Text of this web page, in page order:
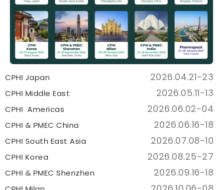
CPHI Japan
CPHI Middle East
CPHI Americas
CPHI & PMEC China
CPHI South East Asia
CPHI Korea
CPHI & PMEC Shenzhen
2026.04.21-23
2026.05.11-13
2026.06.02-04
2026.06.16-18
2026.07.08-10
2026.08.25-27
2026.09.16-18